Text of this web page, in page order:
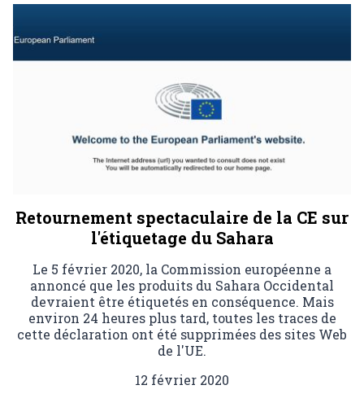
Retournement spectaculaire de la CE sur
l'étiquetage du Sahara
Le 5 février 2020, la Commission européenne a
annoncé que les produits du Sahara Occidental
devraient être étiquetés en conséquence. Mais
environ 24 heures plus tard, toutes les traces de
cette déclaration ont été supprimées des sites Web
de l'UE.
12 février 2020